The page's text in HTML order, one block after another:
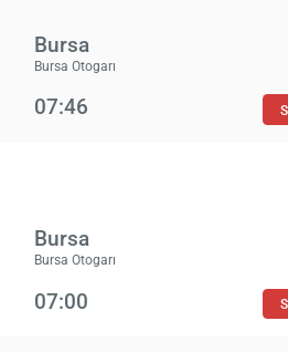
Bursa
Bursa Otogarı
07:46
Bursa
Bursa Otogarı
07:00